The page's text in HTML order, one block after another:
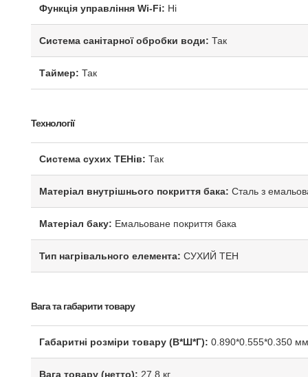
Функція управління Wi-Fi: Ні
Система санітарної обробки води: Так
Таймер: Так
Технології
Система сухих ТЕНів: Так
Матеріал внутрішнього покриття бака: Сталь з
Матеріал баку: Емальоване покриття бака
Тип нагрівального елемента: СУХИЙ ТЕН
Вага та габарити товару
Габаритні розміри товару (В*Ш*Г): 0.890*0.555*0.350 мм
Вага товару (нетто): 27,8 кг